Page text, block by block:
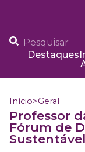
Destaques
Início>Geral
Professor
Fórum de